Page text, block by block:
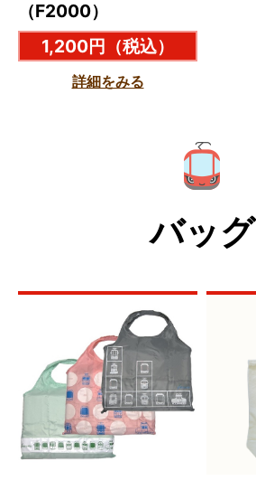
（F2000）
1,200円 （税込）
詳細をみる
バッグ